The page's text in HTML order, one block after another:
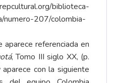
biblioteca-
numero-207/colombia-
referenciada en
, Tomo III siglo XX, (p.
con la siguiente